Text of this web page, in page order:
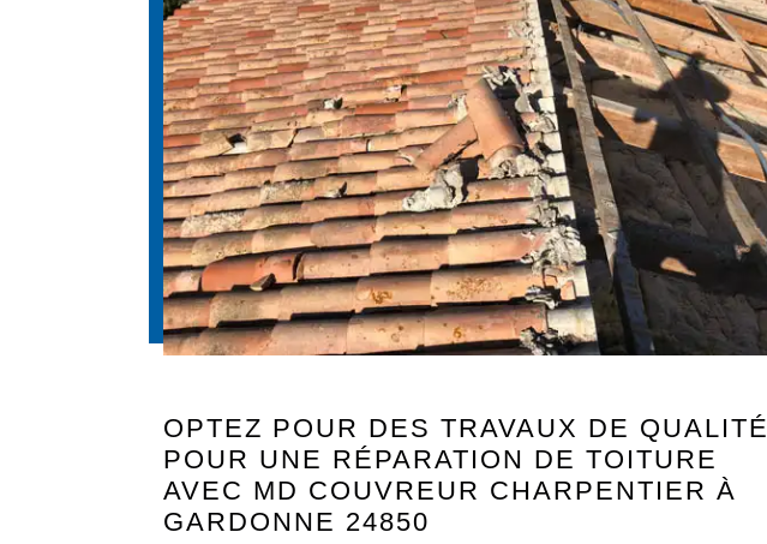
OPTEZ POUR DES TRAVAUX DE QUALITÉ
POUR UNE RÉPARATION DE TOITURE
AVEC MD COUVREUR CHARPENTIER À
GARDONNE 24850